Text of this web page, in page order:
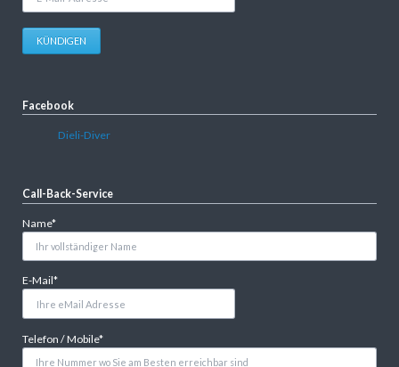
KÜNDIGEN
Facebook
Dieli-Diver
Call-Back-Service
Pflichtfeld
Name*
Pflichtfeld
E-Mail*
Pflichtfeld
Telefon / Mobile*